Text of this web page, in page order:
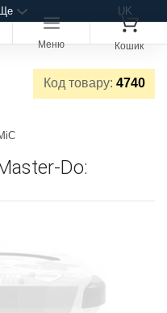
Ще UK
Меню Кошик
Код товару: 4740
Do: